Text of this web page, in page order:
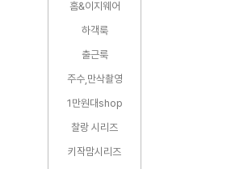
홈&이지웨어
하객룩
출근룩
주수,만삭촬영
1만원대shop
찰랑 시리즈
키작맘시리즈